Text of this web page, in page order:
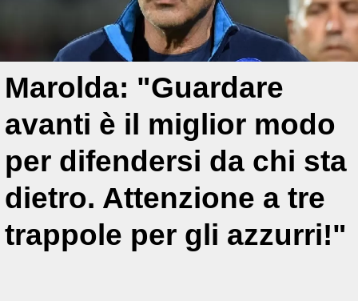
Marolda: "Guardare
avanti è il miglior modo
per difendersi da chi sta
dietro. Attenzione a tre
trappole per gli azzurri!"